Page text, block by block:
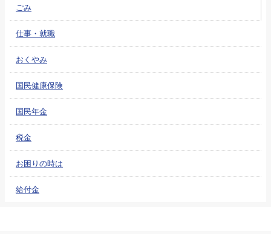
ごみ
仕事・就職
おくやみ
国民健康保険
国民年金
税金
お困りの時は
給付金